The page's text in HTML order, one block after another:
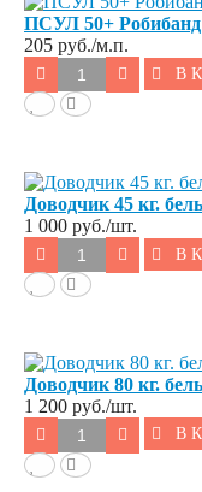
ПСУЛ 50+ Робибанд
205 руб./м.п.
В
Доводчик 45 кг.
1 000 руб./шт.
В
Доводчик 80 кг.
1 200 руб./шт.
В